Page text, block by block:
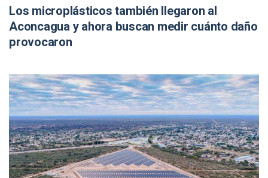
Los microplásticos también llegaron al
Aconcagua y ahora buscan medir cuánto daño
provocaron